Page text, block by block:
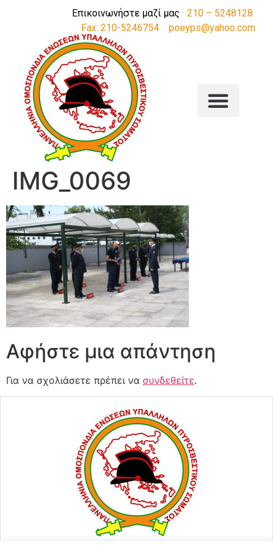
Επικοινωνήστε μαζί μας 210 – 5248128
Fax: 210-5246754
poeyps@yahoo.com
IMG_0069
Αφήστε μια απάντηση
Για να σχολιάσετε πρέπει να συνδεθείτε.